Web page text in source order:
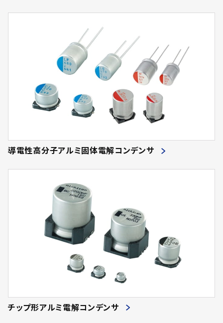
導電性高分子アルミ固体電解コンデンサ
チップ形アルミ電解コンデンサ